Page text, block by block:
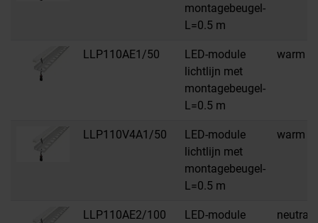
montagebeugel-
L=0.5 m
LLP110AE1/50
LED-module
lichtlijn met
montagebeugel-
L=0.5 m
warm
LLP110V4A1/50
LED-module
lichtlijn met
montagebeugel-
L=0.5 m
warm
LLP110AE2/100
LED-module